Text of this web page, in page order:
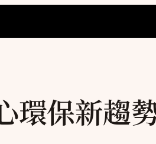
環保新趨